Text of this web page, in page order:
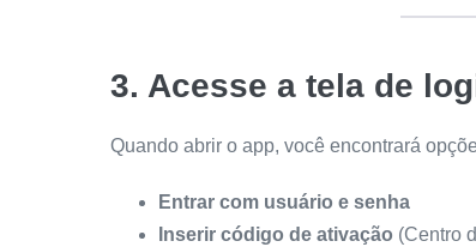
3. Acesse a tela de
Quando abrir o app, você encontrará
Entrar com usuário e senha
Inserir código de ativação (Centro